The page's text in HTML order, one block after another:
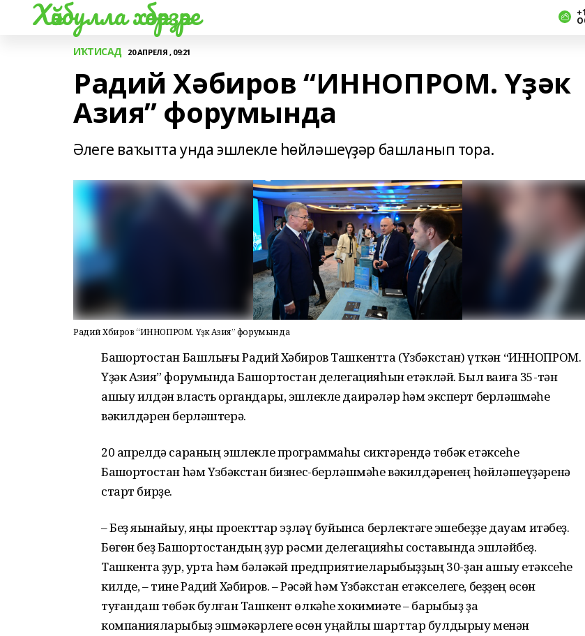
Хәйбулла хәбәрҙәре
ИҠТИСАД 20 АПРЕЛЯ , 09:21
Радий Хәбиров “ИННОПРОМ. Үҙәк
Азия” форумында
Әлеге ваҡытта унда эшлекле һөйләшеүҙәр башланып тора.
Радий Хәбиров “ИННОПРОМ. Үҙәк Азия” форумында
Башҡортостан Башлығы Радий Хәбиров Ташкентта (Үзбәкстан) үткән “ИННОПРОМ.
Үҙәк Азия” форумында Башҡортостан делегацияһын етәкләй. Был ваҡиға 35-тән
ашыу илдән власть органдары, эшлекле даирәләр һәм эксперт берләшмәһе
вәкилдәрен берләштерә.
20 апрелдә сараның эшлекле программаһы сиктәрендә төбәк етәксеһе
Башҡортостан һәм Үзбәкстан бизнес-берләшмәһе вәкилдәренең һөйләшеүҙәренә
старт бирҙе.
– Беҙ яҡынайыу, яңы проекттар эҙләү буйынса берлектәге эшебеҙҙе дауам итәбеҙ.
Бөгөн беҙ Башҡортостандың ҙур рәсми делегацияһы составында эшләйбеҙ.
Ташкентҡа ҙур, урта һәм бәләкәй предприятиеларыбыҙҙың 30-ҙан ашыу етәксеһе
килде, – тине Радий Хәбиров. – Рәсәй һәм Үзбәкстан етәкселеге, беҙҙең өсөн
туғандаш төбәк булған Ташкент өлкәһе хокимиәте – барыбыҙ ҙа
компанияларыбыҙ эшмәкәрлеге өсөн уңайлы шарттар булдырыу менән